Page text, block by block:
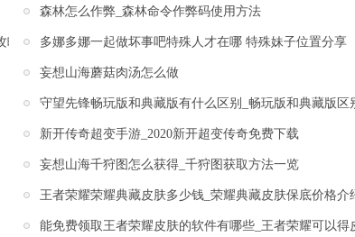
称号，专属道具豪礼送不停！猎魔小队蓄势待发，还在
等什么，快来加入我们吧！[详细]
森林怎么作弊_森林命令作弊码使用方法
多娜多娜一起做坏事吧特殊人才在哪 特殊妹子位置分享
妄想山海蘑菇肉汤怎么做
守望先锋畅玩版和典藏版有什么区别_畅玩版和典藏版区
新开传奇超变手游_2020新开超变传奇免费下载
妄想山海千狩图怎么获得_千狩图获取方法一览
王者荣耀荣耀典藏皮肤多少钱_荣耀典藏皮肤保底价格介
能免费领取王者荣耀皮肤的软件有哪些_王者荣耀可以得